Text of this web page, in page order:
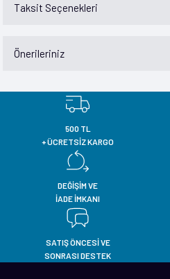
Bu ürüne ilk
Taksit Seçenekleri
Önerileriniz
yetersiz gördüğünüz noktaları öneri
Görüş ve önerileriniz için teşekkür ederiz.
Ürün resmi kalitesiz, bozuk veya
Ürün açıklamasında eksik bilgiler
Ürün bilgilerinde hatalar bulunuyor.
Ürün fiyatı diğer sitelerden daha pahalı.
Bu ürüne benzer farklı alternatifler
500 TL
+ ÜCRETSİZ KARGO
DEĞİŞİM VE
İADE İMKANI
SATIŞ ÖNCESİ VE
SONRASI DESTEK